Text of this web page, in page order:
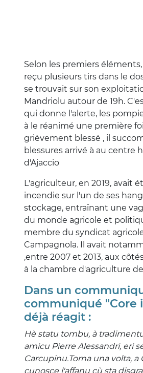
Selon les premiers
reçu plusieurs tirs dans le
se trouvait sur son
Mandriolu autour de 19h.
qui donne l'alerte, les
à le réanimé une première
grièvement blessé , il
blessures arrivé à au centre
d'Ajaccio
L'agriculteur, en 2019, avait
incendie sur l'un de ses
stockage, entraînant une
du monde agricole et
membre du syndicat
Campagnola. Il avait
,entre 2007 et 2013, aux
à la chambre d'agriculture
Dans un
communiqué "Core
déjà réagit :
Hè statu tombu, à
amicu Pierre Alessandri, eri
Carcupinu.Torna una volta, a
cunosce l'affanu cù sta